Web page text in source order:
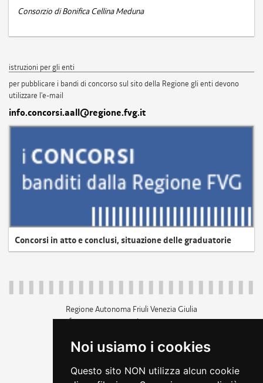
Noi usiamo i cookies
Questo sito NON utilizza alcun cookie
Consorzio di Bonifica Cellina Meduna
istruzioni per gli enti
per pubblicare i bandi di concorso sul sito della Regione gli enti devono
utilizzare l'e-mail
info.concorsi.aall@regione.fvg.it
Concorsi in atto e conclusi, situazione delle graduatorie
Regione Autonoma Friuli Venezia Giulia
c.f. 80014930327; p.iva 00526040324
+39 040 3771111